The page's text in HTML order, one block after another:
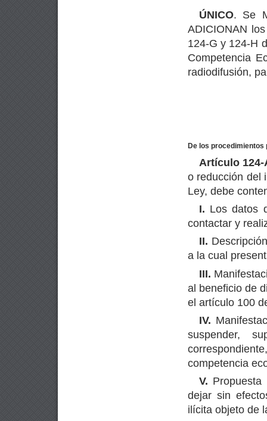
ÚNICO. Se
ADICIONAN
124-G y 124-H
Competencia
radiodifusión,
De los
Artículo 124-
o reducción del
Ley, debe
I. Los datos
contactar y
II.
a la cual
III.
al beneficio de
el artículo 100
IV.
suspender,
competencia
V.
dejar sin
ilícita objeto de